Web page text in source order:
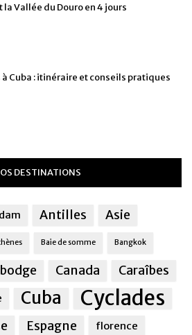
la Vallée du Douro en 4 jours
à Cuba : itinéraire et conseils pratiques
DESTINATIONS
Antilles
Asie
Baie de somme Bangkok
Canada Caraîbes
Cuba Cyclades
Espagne florence